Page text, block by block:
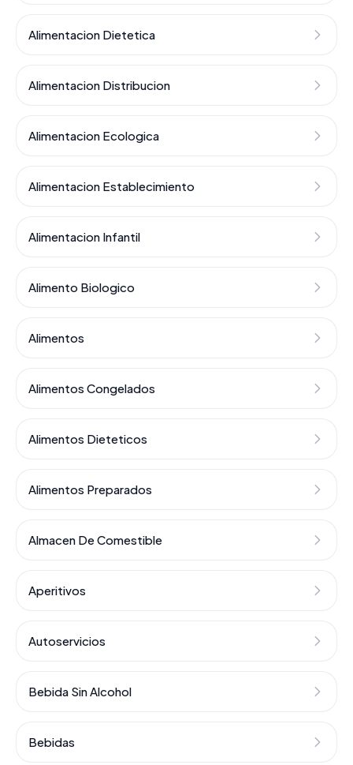
Alimentacion Dietetica
Alimentacion Distribucion
Alimentacion Ecologica
Alimentacion Establecimiento
Alimentacion Infantil
Alimento Biologico
Alimentos
Alimentos Congelados
Alimentos Dieteticos
Alimentos Preparados
Almacen De Comestible
Aperitivos
Autoservicios
Bebida Sin Alcohol
Bebidas